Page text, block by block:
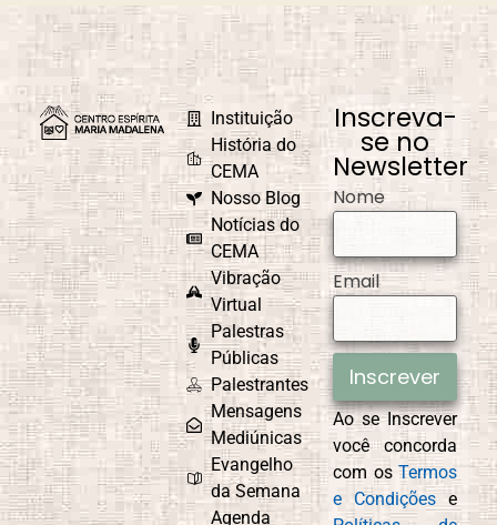
Caridade em
Ação
Carnaval
Causa e Efeito
Celebrações e
Comemorações
CEMAD
Combate ao
Egoísmo
Compaixão
Conexão com
Deus
Instituição
História do
CEMA
Nosso Blog
Notícias do
CEMA
Vibração
Virtual
Palestras
Públicas
Palestrantes
Mensagens
Mediúnicas
Evangelho
da Semana
Agenda
Inscreva-
se no
Newsletter
Nome
Email
Inscrever
Ao se Inscrever
você concorda
com osTermos
e Condições e